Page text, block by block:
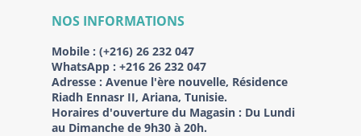
NOS INFORMATIONS
Mobile : (+216) 26 232 047
WhatsApp : +216 26 232 047
Adresse : Avenue l'ère nouvelle, Résidence
Riadh Ennasr II, Ariana, Tunisie.
Horaires d'ouverture du Magasin : Du Lundi
au Dimanche de 9h30 à 20h.